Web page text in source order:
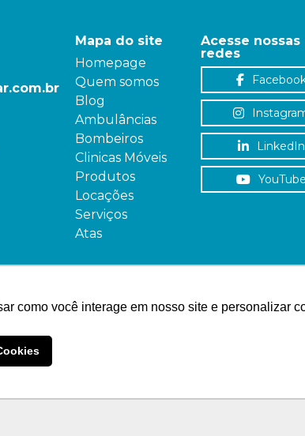
como você interage em nosso site e personalizar
Mapa do site
Homepage
Quem somos
Blog
Ambulâncias
Bombeiros
Clinicas Móveis
Produtos
Locações
Serviços
Atas
Acesse nossas
redes
LinkedIn
YouTube